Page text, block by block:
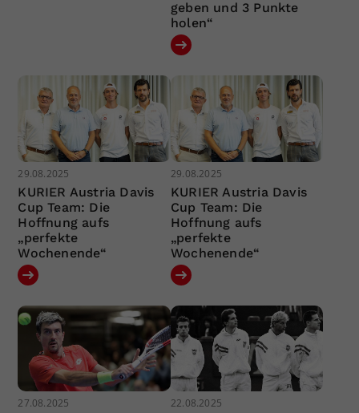
geben und 3 Punkte
holen“
29.08.2025
KURIER Austria Davis
Cup Team: Die
Hoffnung aufs
„perfekte
Wochenende“
29.08.2025
KURIER Austria Davis
Cup Team: Die
Hoffnung aufs
„perfekte
Wochenende“
27.08.2025 22.08.2025